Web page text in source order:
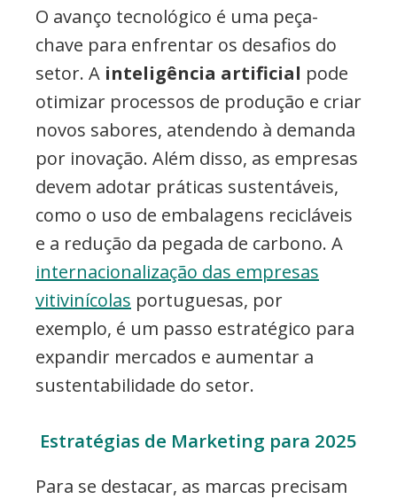
O avanço tecnológico é uma peça-
chave para enfrentar os desafios do
setor. A inteligência artificial pode
otimizar processos de produção e criar
novos sabores, atendendo à demanda
por inovação. Além disso, as empresas
devem adotar práticas sustentáveis,
como o uso de embalagens recicláveis
e a redução da pegada de carbono. A
internacionalização das empresas
vitivinícolas portuguesas, por
exemplo, é um passo estratégico para
expandir mercados e aumentar a
sustentabilidade do setor.
Estratégias de Marketing para 2025
Para se destacar, as marcas precisam